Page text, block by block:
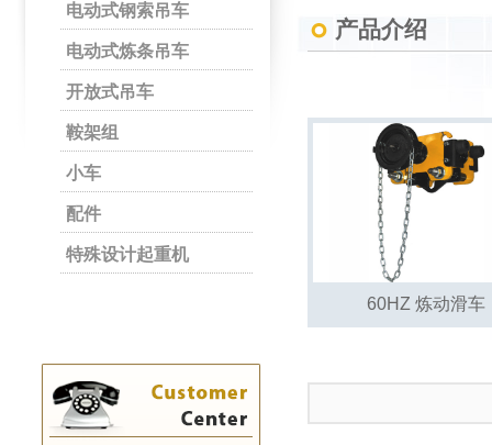
电动式钢索吊车
电动式炼条吊车
开放式吊车
鞍架组
小车
配件
特殊设计起重机
产品介绍
60HZ 炼动滑车